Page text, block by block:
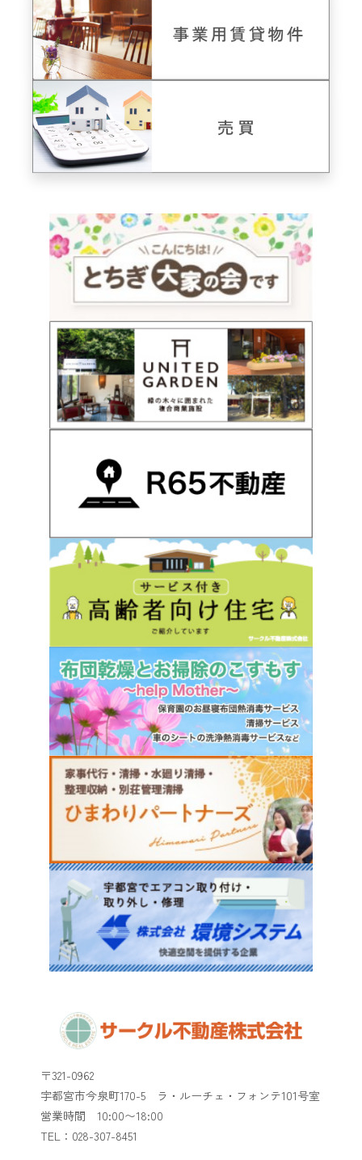
〒321-0962
宇都宮市今泉町170-5 ラ・ルーチェ・フォンテ101号室
​​​​​​​営業時間 10:00〜18:00
TEL：028-307-8451